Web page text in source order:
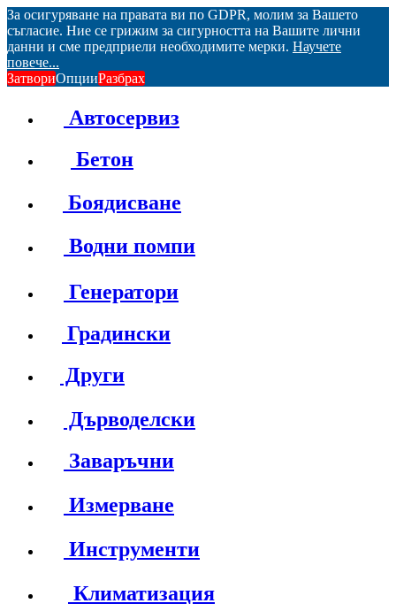
За осигуряване на правата ви по GDPR, молим за Вашето
съгласие. Ние се грижим за сигурността на Вашите лични
данни и сме предприели необходимите мерки. Научете
повече...
ЗатвориОпцииРазбрах
Автосервиз
Бетон
Боядисване
Водни помпи
Генератори
Градински
Други
Дърводелски
Заваръчни
Измерване
Инструменти
Климатизация